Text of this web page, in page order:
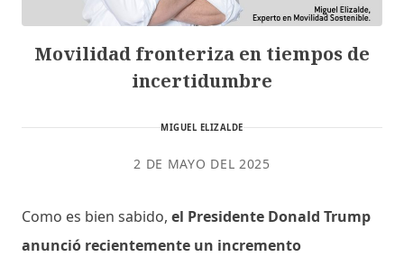
Movilidad fronteriza en tiempos de
incertidumbre
MIGUEL ELIZALDE
2 DE MAYO DEL 2025
Como es bien sabido, el Presidente Donald Trump
anunció recientemente un incremento